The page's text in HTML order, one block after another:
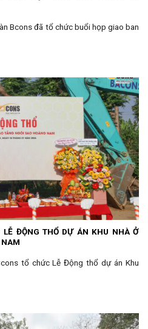
Bcons đã tổ chức buổi họp giao ban
ĐỘNG THỔ DỰ ÁN KHU NHÀ Ở
NAM
tổ chức Lễ Động thổ dự án Khu